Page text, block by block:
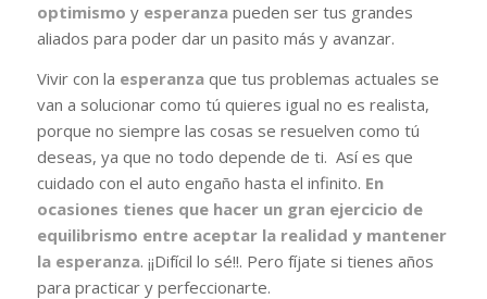
optimismo y esperanzapueden ser tus grandes
aliados para poder dar un pasito más y avanzar.
Vivir con la esperanzaque tus problemas actuales se
van a solucionar como tú quieres igual no es realista,
porque no siempre las cosas se resuelven como tú
deseas, ya que no todo depende de ti. Así es que
cuidado con el auto engaño hasta el infinito. En
ocasiones tienes que hacer un gran ejercicio de
equilibrismo entre aceptar la realidad y mantener
la esperanza. ¡¡Difícil lo sé!!. Pero fíjate si tienes años
para practicar y perfeccionarte.